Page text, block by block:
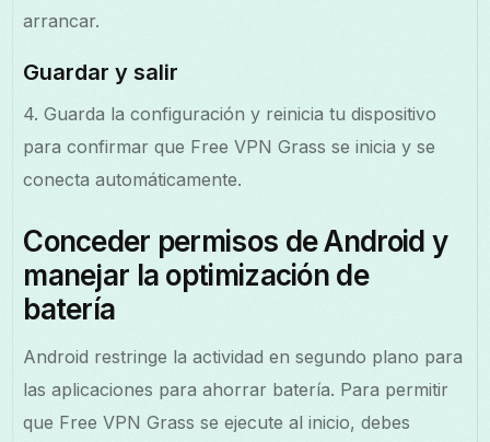
arrancar.
Guardar y salir
4. Guarda la configuración y reinicia tu dispositivo
para confirmar que Free VPN Grass se inicia y se
conecta automáticamente.
Conceder permisos de Android y
manejar la optimización de
batería
Android restringe la actividad en segundo plano para
las aplicaciones para ahorrar batería. Para permitir
que Free VPN Grass se ejecute al inicio, debes